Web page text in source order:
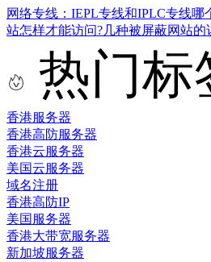
网络专线：IEPL专线和IPLC专线哪
站怎样才能访问?几种被屏蔽网站的
热门标
香港服务器
香港高防服务器
香港云服务器
美国云服务器
域名注册
香港高防IP
美国服务器
香港大带宽服务器
新加坡服务器